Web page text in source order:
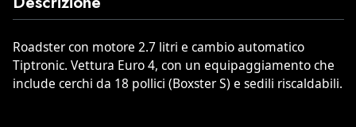
Roadster con motore 2.7 litri e cambio automatico
Tiptronic. Vettura Euro 4, con un equipaggiamento che
include cerchi da 18 pollici (Boxster S) e sedili riscaldabili.